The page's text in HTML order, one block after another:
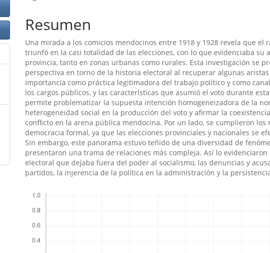
artículo
Resumen
Una mirada a los comicios mendocinos entre 1918 y 1928 revela que el
triunfó en la casi totalidad de las elecciones, con lo que evidenciaba su
provincia, tanto en zonas urbanas como rurales. Esta investigación se
perspectiva en torno de la historia electoral al recuperar algunas
importancia como práctica legitimadora del trabajo político y como
los cargos públicos, y las características que asumió el voto durante
permite problematizar la supuesta intención homogeneizadora de la
heterogeneidad social en la producción del voto y afirmar la
conflicto en la arena pública mendocina. Por un lado, se cumplieron los
democracia formal, ya que las elecciones provinciales y nacionales se
Sin embargo, este panorama estuvo teñido de una diversidad de
presentaron una trama de relaciones más compleja. Así lo
electoral que dejaba fuera del poder al socialismo, las denuncias y
partidos, la injerencia de la política en la administración y la